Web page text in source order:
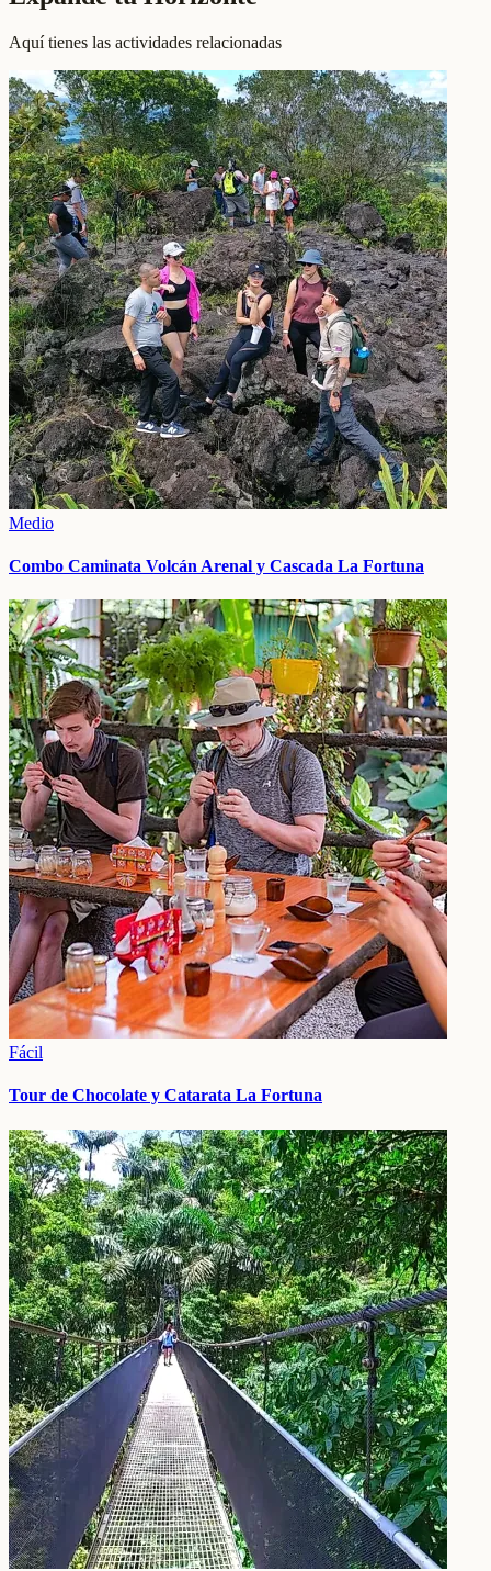
Aquí tienes las actividades relacionadas
Medio
Combo Caminata Volcán Arenal y Cascada La Fortuna
Fácil
Tour de Chocolate y Catarata La Fortuna